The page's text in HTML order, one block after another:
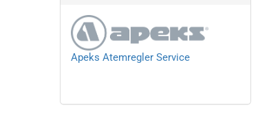
Apeks Atemregler Service